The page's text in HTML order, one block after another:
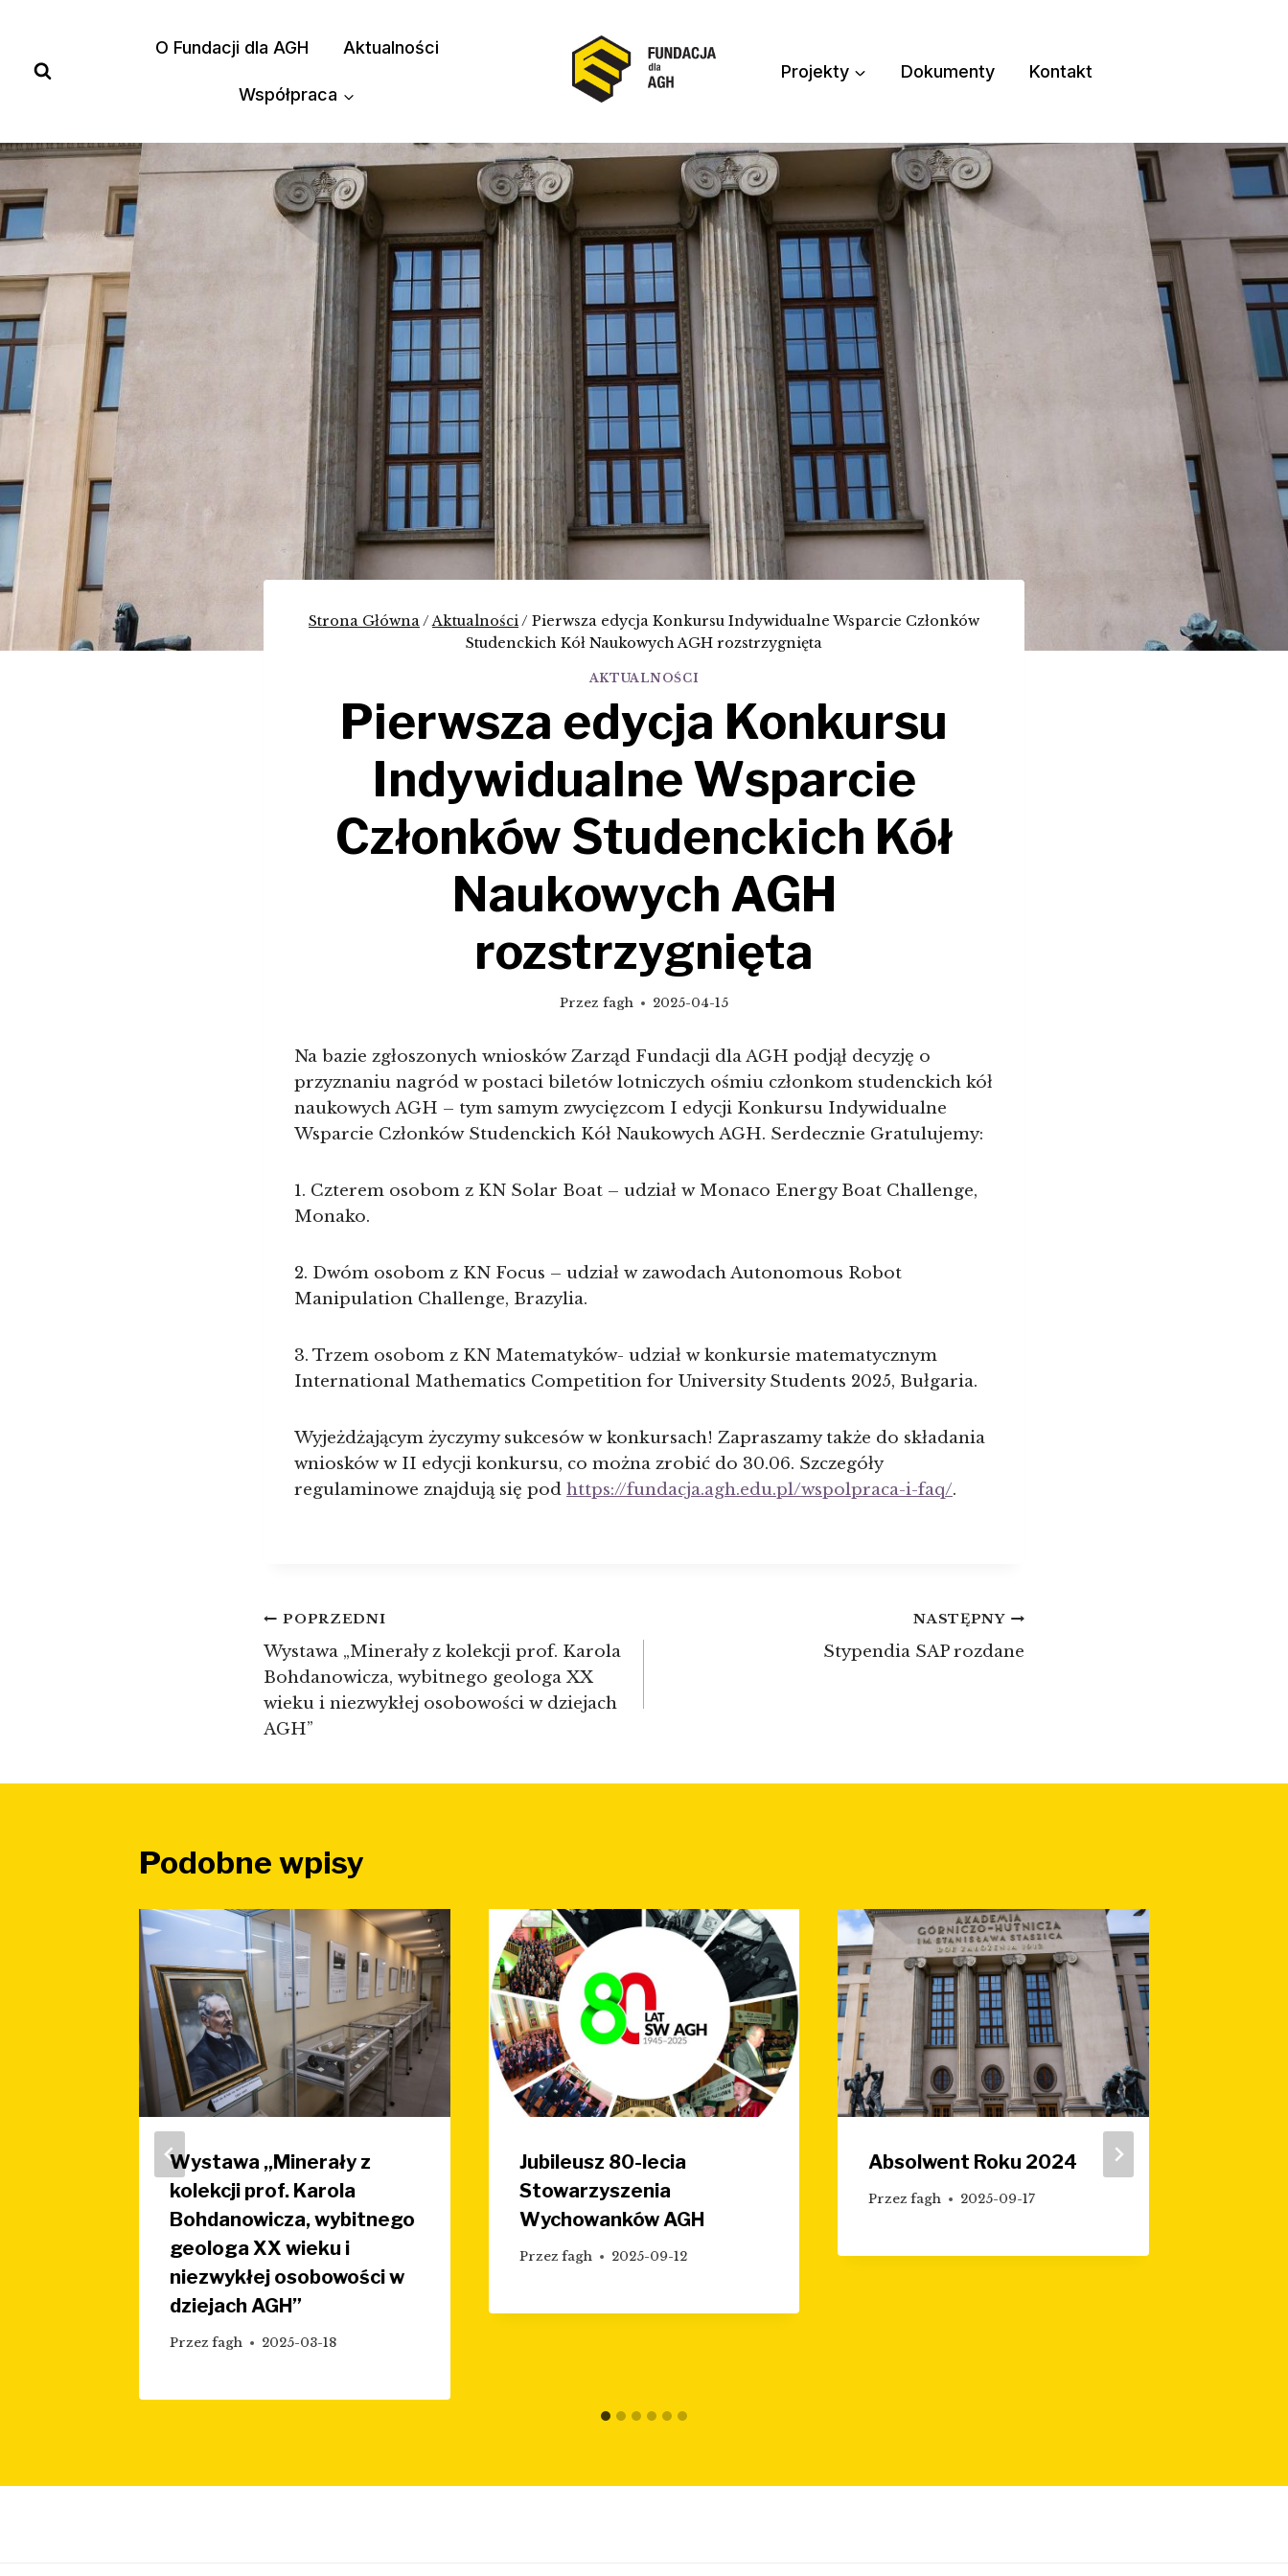
treści
O Fundacji dla AGH Aktualności
Współpraca
Projekty Dokumenty Kontakt
Strona Główna/ Aktualności/ Pierwsza edycja Konkursu Indywidualne Wsparcie Członków
Studenckich Kół Naukowych AGH rozstrzygnięta
AKTUALNOŚCI
Pierwsza edycja Konkursu
Indywidualne Wsparcie
Członków Studenckich Kół
Naukowych AGH
rozstrzygnięta
Przez fagh 2025-04-15
Na bazie zgłoszonych wniosków Zarząd Fundacji dla AGH podjął decyzję o
przyznaniu nagród w postaci biletów lotniczych ośmiu członkom studenckich kół
naukowych AGH – tym samym zwycięzcom I edycji Konkursu Indywidualne
Wsparcie Członków Studenckich Kół Naukowych AGH. Serdecznie Gratulujemy:
1. Czterem osobom z KN Solar Boat – udział w Monaco Energy Boat Challenge,
Monako.
2. Dwóm osobom z KN Focus – udział w zawodach Autonomous Robot
Manipulation Challenge, Brazylia.
3. Trzem osobom z KN Matematyków- udział w konkursie matematycznym
International Mathematics Competition for University Students 2025, Bułgaria.
Wyjeżdżającym życzymy sukcesów w konkursach! Zapraszamy także do składania
wniosków w II edycji konkursu, co można zrobić do 30.06. Szczegóły
regulaminowe znajdują się pod https://fundacja.agh.edu.pl/wspolpraca-i-faq/.
Nawigacja
wpisu
POPRZEDNI
Wystawa „Minerały z kolekcji prof. Karola
Bohdanowicza, wybitnego geologa XX
wieku i niezwykłej osobowości w dziejach
AGH”
NASTĘPNY
Stypendia SAP rozdane
Podobne wpisy
Wystawa „Minerały z
kolekcji prof. Karola
Bohdanowicza, wybitnego
geologa XX wieku i
niezwykłej osobowości w
dziejach AGH”
Przez fagh 2025-03-18
Jubileusz 80-lecia
Stowarzyszenia
Wychowanków AGH
Przez fagh 2025-09-12
Absolwent Roku 2024
Przez fagh 2025-09-17